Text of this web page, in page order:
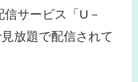
サービス「U－
放題で配信されて